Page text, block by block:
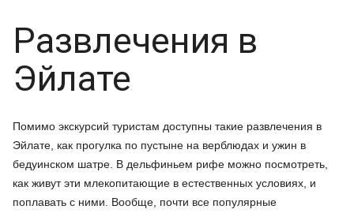
Развлечения в
Эйлате
Помимо экскурсий туристам доступны такие развлечения в
Эйлате, как прогулка по пустыне на верблюдах и ужин в
бедуинском шатре. В дельфиньем рифе можно посмотреть,
как живут эти млекопитающие в естественных условиях, и
поплавать с ними. Вообще, почти все популярные